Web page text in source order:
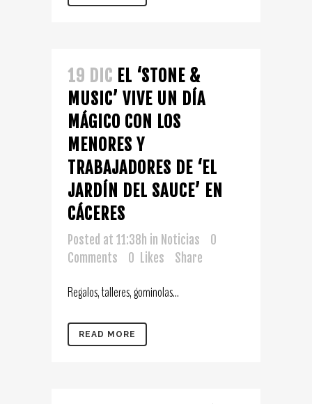
19 DIC EL ‘STONE &
MUSIC’ VIVE UN DÍA
MÁGICO CON LOS
MENORES Y
TRABAJADORES DE ‘EL
JARDÍN DEL SAUCE’ EN
CÁCERES
Posted at 11:38h in Noticias
0
Comments
0 Likes Share
Regalos, talleres, gominolas...
READ MORE